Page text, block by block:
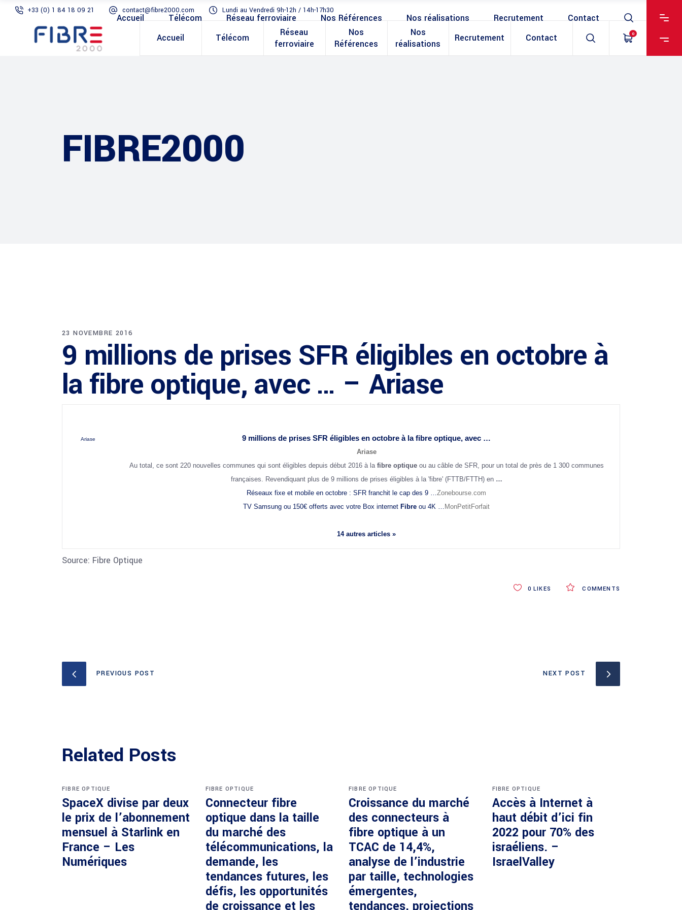
+33 (0) 1 84 18 09 21 contact@fibre2000.com Lundi au Vendredi 9h-12h / 14h-17h30
Accueil Télécom
Réseau
ferroviaire
Nos
Références
Nos
réalisations
Recrutement Contact 0
Accueil Télécom Réseau ferroviaire Nos Références Nos réalisations Recrutement Contact
FIBRE2000
23 NOVEMBRE 2016
9 millions de prises SFR éligibles en octobre à
la fibre optique, avec … – Ariase
Ariase 9 millions de prises SFR éligibles en octobre à lafibre optique, avec …
Ariase
Au total, ce sont 220 nouvelles communes qui sont éligibles depuis début 2016 à la fibre optiqueou au câble de SFR, pour un total de près de 1 300 communes
françaises. Revendiquant plus de 9 millions de prises éligibles à la 'fibre' (FTTB/FTTH) en …
Réseaux fixe et mobile en octobre : SFR franchit le cap des 9 …Zonebourse.com
TV Samsung ou 150€ offerts avec votre Box internet Fibre ou 4K … MonPetitForfait
14 autres articles »
Source: Fibre Optique
COMMENTS
0 LIKES
PREVIOUS POST NEXT POST
Related Posts
FIBRE OPTIQUE
SpaceX divise par deux
le prix de l’abonnement
mensuel à Starlink en
France – Les
Numériques
FIBRE OPTIQUE
Connecteur fibre
optique dans la taille
du marché des
télécommunications, la
demande, les
tendances futures, les
défis, les opportunités
de croissance et les
FIBRE OPTIQUE
Croissance du marché
des connecteurs à
fibre optique à un
TCAC de 14,4%,
analyse de l’industrie
par taille, technologies
émergentes,
tendances, projections
FIBRE OPTIQUE
Accès à Internet à
haut débit d’ici fin
2022 pour 70% des
israéliens. –
IsraelValley